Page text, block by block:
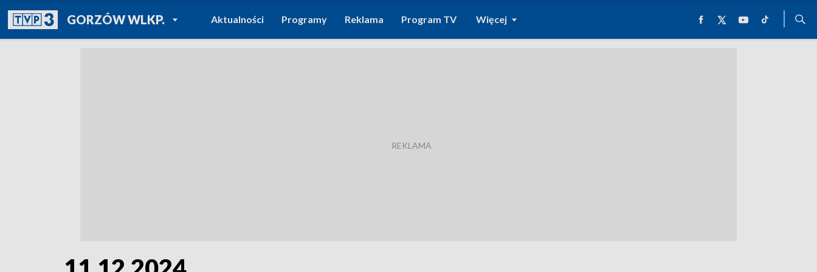
GORZÓW WLKP.POWRÓT DO
TVP REGIONY
Aktualności Programy Reklama Program TV Więcej